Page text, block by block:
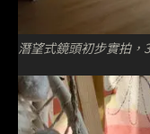
潛望式鏡頭初步實拍，